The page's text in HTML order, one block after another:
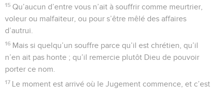
15 Qu’aucun d’entre vous n’ait à souffrir comme meurtrier,
voleur ou malfaiteur, ou pour s’être mêlé des affaires
d’autrui.
16 Mais si quelqu’un souffre parce qu’il est chrétien, qu’il
n’en ait pas honte ; qu’il remercie plutôt Dieu de pouvoir
porter ce nom.
17 Le moment est arrivé où le Jugement commence, et c’est